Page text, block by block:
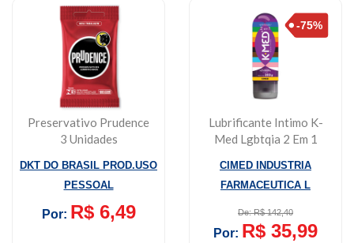
Preservativo Prudence
3 Unidades
DKT DO BRASIL PROD.USO
PESSOAL
Por: R$ 6,49
Lubrificante Intimo K-
Med Lgbtqia 2 Em 1
CIMED INDUSTRIA
FARMACEUTICA L
De: R$ 142,40
Por: R$ 35,99